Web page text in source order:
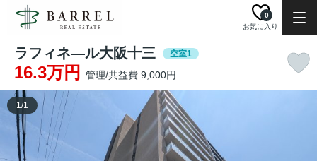
お気に入り
0
ラフィネ―ル大阪十三 空室1
16.3万円 管理/共益費 9,000円
1/1